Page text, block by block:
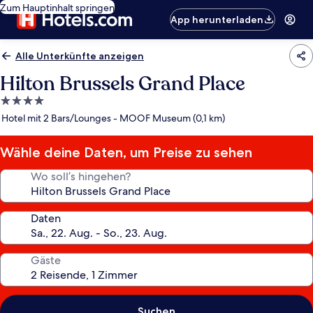
Zum Hauptinhalt springen
App herunterladen
Alle Unterkünfte anzeigen
Hilton Brussels Grand Place
4.0-
Sterne-
Hotel mit 2 Bars/Lounges - MOOF Museum (0,1 km)
Wähle deine Daten, um Preise zu sehen
Wo soll’s hingehen?
Daten
Gäste